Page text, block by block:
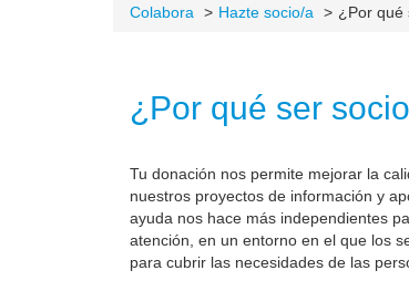
Colabora Hazte socio/a ¿Por qué
¿Por qué ser
Tu donación nos permite mejorar la
nuestros proyectos de información y
ayuda nos hace más independientes
atención, en un entorno en el que los
para cubrir las necesidades de las